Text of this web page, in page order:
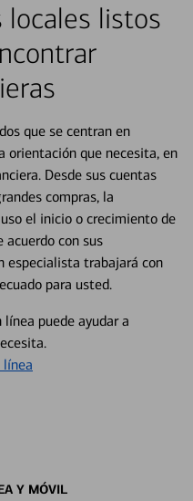
locales listos
que se centran en
orientación que necesita, en
Desde sus cuentas
compras, la
el inicio o crecimiento de
acuerdo con sus
especialista trabajará con
para usted.
puede ayudar a
línea
Y MÓVIL